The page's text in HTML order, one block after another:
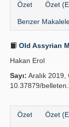
Özet Özet
Benzer
Old Assyrian
Hakan Erol
Sayı: Aralık 2019,
10.37879/
Özet Özet